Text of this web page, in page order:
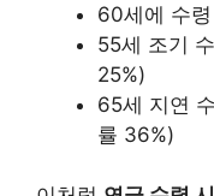
60세에 수
55세 조기
25%)
65세 지연
률 36%)